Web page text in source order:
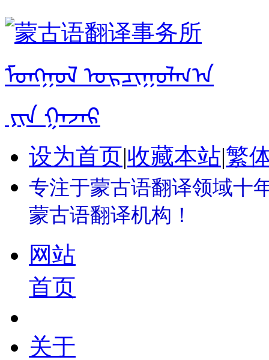
设为首页|收藏本站|繁
专注于蒙古语翻译领域十
蒙古语翻译机构！
网站
首页
关于